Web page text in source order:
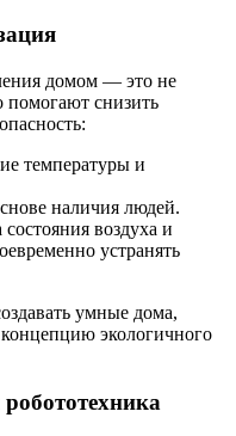
домом — это не
снизить
температуры и
наличия людей.
воздуха и
устранять
умные дома,
экологичного